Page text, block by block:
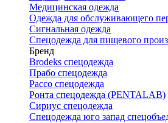
Медицинская одежда
Одежда для обслуживающего
Сигнальная одежда
Спецодежда для пищевого
Бренд
Brodeks спецодежда
Прабо спецодежда
Рассо спецодежда
Ронта спецодежда (PENTALAB)
Сириус спецодежда
Спецодежда юго запад